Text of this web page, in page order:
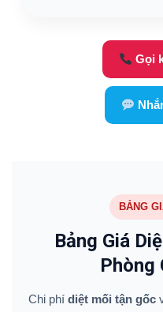
Gọi
BẢNG
Bảng Giá
Phòng
Chi phí diệt mối tận gốc